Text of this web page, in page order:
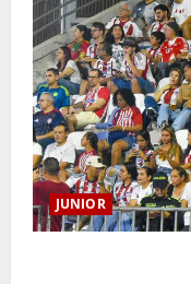
JUNIOR